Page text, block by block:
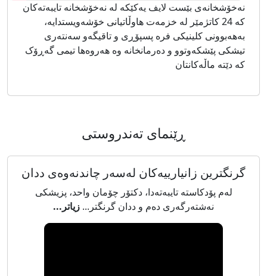
نەخۆشخانەی بێست لایف یەکێکە لە نەخۆشخانە تایبەتەکان
کە 24 کاتژمێر لە خزمەت هاوڵاتیانی خۆشەویستدایە،
بەهەبوونی کلینیکی فرە پسپۆڕی و تاقیگەو سەنتەری
تیشکی پێشکەوتوو و دەرمانخانە وە هەروەها تیمی گەڕۆک
کە دێتە ماڵەکانتان
ڕێنماى تەندروستى
گرنگترین زانیارییەکان لەسەر چاندنەوەی ددان
لەم پۆدکاستە تایبەتەدا، دکتۆر چۆمان واحد، پزیشکی
نەشتەرگەری دەم و ددان گرنگتر... زیاتر...